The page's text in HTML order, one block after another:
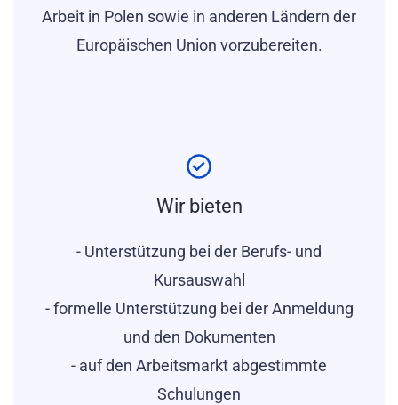
Arbeit in Polen sowie in anderen Ländern der
Europäischen Union vorzubereiten.
Wir bieten
- Unterstützung bei der Berufs- und
Kursauswahl
- formelle Unterstützung bei der Anmeldung
und den Dokumenten
- auf den Arbeitsmarkt abgestimmte
Schulungen